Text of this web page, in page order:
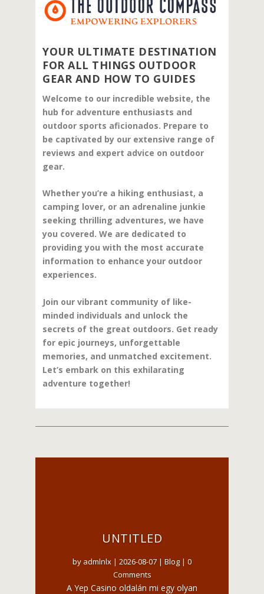
YOUR ULTIMATE DESTINATION
FOR ALL THINGS OUTDOOR
GEAR AND HOW TO GUIDES
Welcome to our incredible website, the
hub for adventure enthusiasts and
outdoor sports aficionados. Prepare to
be captivated by our extensive range of
reviews and expert advice on outdoor
gear.
Whether you’re a hiking enthusiast, a
camping lover, or an adrenaline junkie
seeking thrilling adventures, we have
you covered. We are dedicated to
providing you with the most accurate
information to enhance your outdoor
experiences.
Join our vibrant community of like-
minded individuals and unlock the
secrets of the great outdoors. Get ready
for epic journeys, unforgettable
memories, and unmatched excitement.
Let’s embark on this exhilarating
adventure together!
UNTITLED
by admlnlx | 2026-08-07 | Blog | 0
Comments
A Yep Casino oldalán mi egy olyan